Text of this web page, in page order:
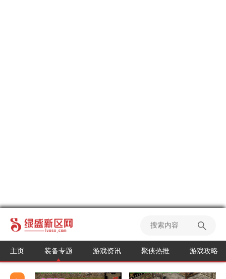
主页 装备专题 游戏资讯 聚侠热推 游戏攻略